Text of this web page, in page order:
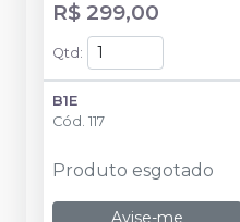
R$ 299,00
Qtd :
B1E
Cód. 117
Produto esgotado
Avise-me